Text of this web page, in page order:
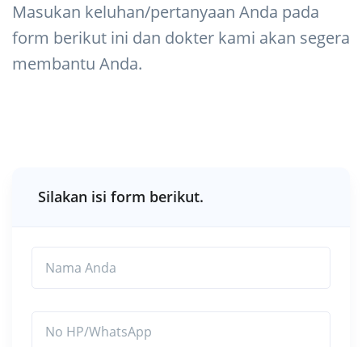
Masukan keluhan/pertanyaan Anda pada
form berikut ini dan dokter kami akan segera
membantu Anda.
Silakan isi form berikut.